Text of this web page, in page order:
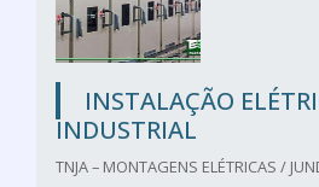
INSTALAÇÃO
INDUSTRIAL
TNJA – MONTAGENS ELÉTRICAS /